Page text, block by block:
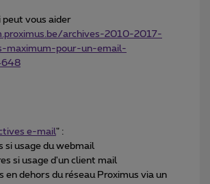
peut vous aider
archives-2010-2017-
maximum-pour-un-email-
e-mail" :
si usage du webmail
si usage d'un client mail
en dehors du réseau Proximus via un